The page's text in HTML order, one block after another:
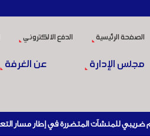
الصفحة الرئيسية الدفع الالكتروني
مجلس الإدارة عن الغرفة